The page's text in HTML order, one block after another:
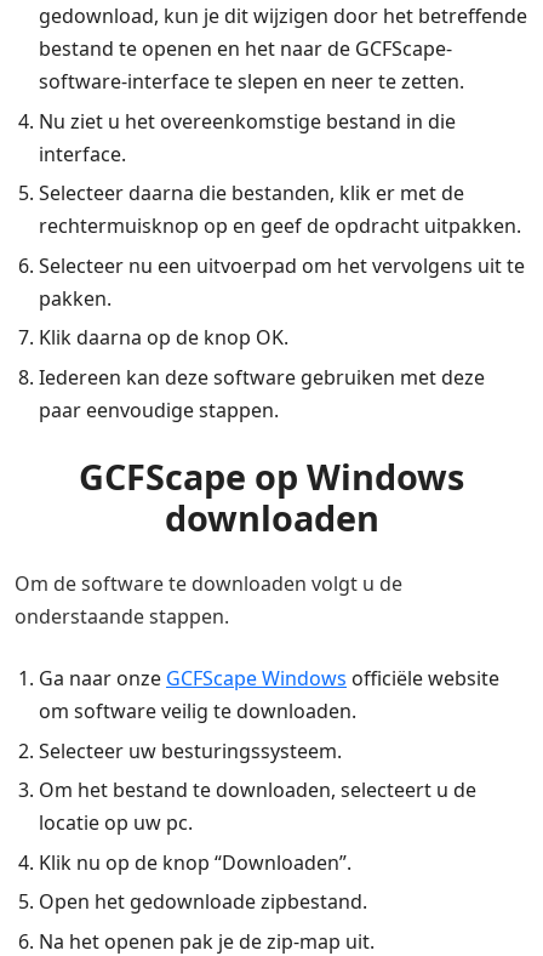
gedownload, kun je dit wijzigen door het betreffende
bestand te openen en het naar de GCFScape-
software-interface te slepen en neer te zetten.
Nu ziet u het overeenkomstige bestand in die
interface.
Selecteer daarna die bestanden, klik er met de
rechtermuisknop op en geef de opdracht uitpakken.
Selecteer nu een uitvoerpad om het vervolgens uit te
pakken.
Klik daarna op de knop OK.
Iedereen kan deze software gebruiken met deze
paar eenvoudige stappen.
GCFScape op Windows
downloaden
Om de software te downloaden volgt u de
onderstaande stappen.
Ga naar onze GCFScape Windows officiële website
om software veilig te downloaden.
Selecteer uw besturingssysteem.
Om het bestand te downloaden, selecteert u de
locatie op uw pc.
Klik nu op de knop “Downloaden”.
Open het gedownloade zipbestand.
Na het openen pak je de zip-map uit.